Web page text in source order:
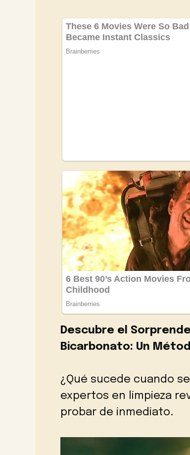
Descubre el
Bicarbonato: Un
¿Qué sucede cuando
expertos en limpieza
probar de inmediato.